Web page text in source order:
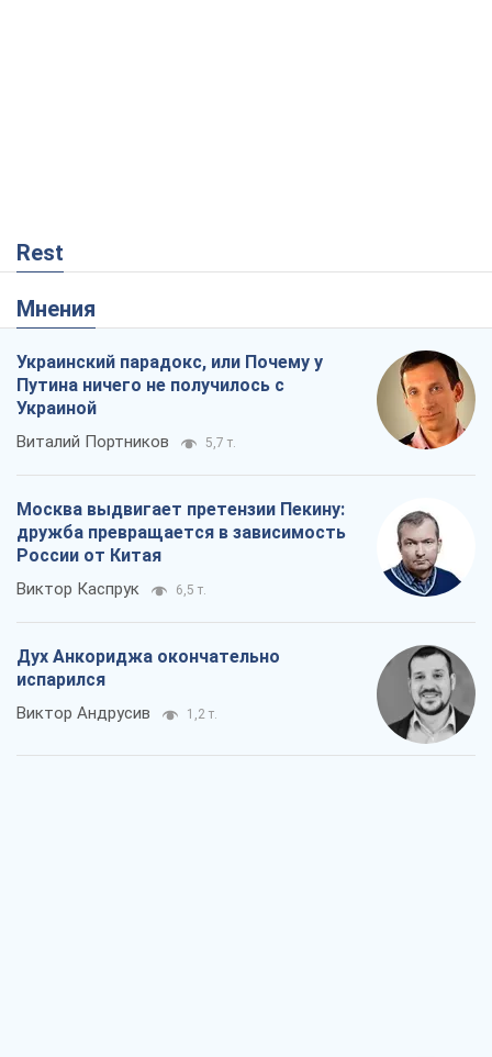
Rest
Мнения
Украинский парадокс, или Почему у
Путина ничего не получилось с
Украиной
Виталий Портников 5,7 т.
Москва выдвигает претензии Пекину:
дружба превращается в зависимость
России от Китая
Виктор Каспрук 6,5 т.
Дух Анкориджа окончательно
испарился
Виктор Андрусив 1,2 т.